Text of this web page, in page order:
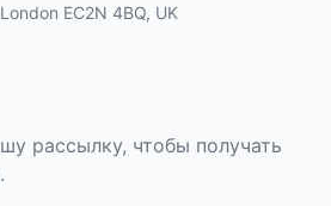
EC2N 4BQ, UK
рассылку, чтобы получать